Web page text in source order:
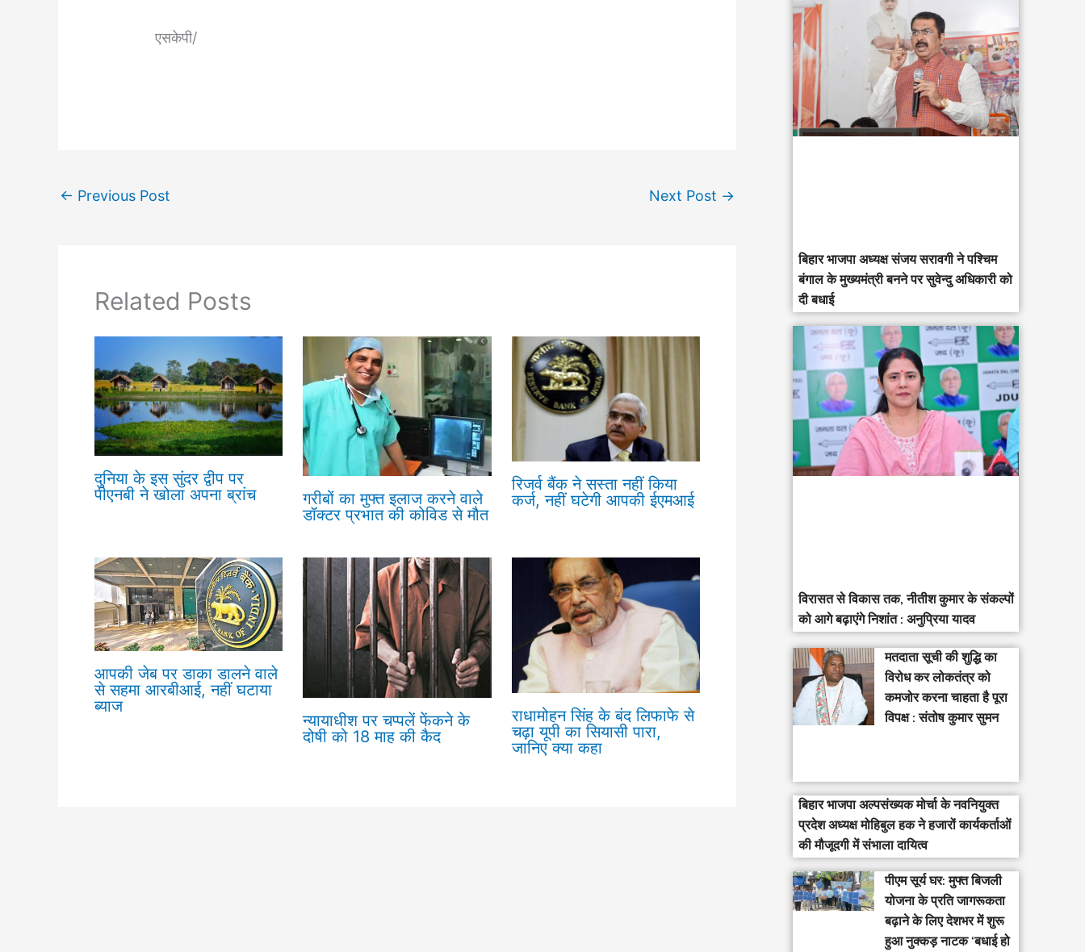
एसकेपी/
← Previous Post Next Post →
Related Posts
दुनिया के इस सुंदर द्वीप पर
पीएनबी ने खोला अपना ब्रांच
गरीबों का मुफ्त इलाज करने वाले
डॉक्टर प्रभात की कोविड से मौत
रिजर्व बैंक ने सस्ता नहीं किया
कर्ज, नहीं घटेगी आपकी ईएमआई
आपकी जेब पर डाका डालने वाले
से सहमा आरबीआई, नहीं घटाया
ब्याज
न्यायाधीश पर चप्पलें फेंकने के
दोषी को 18 माह की कैद
राधामोहन सिंह के बंद लिफाफे से
चढ़ा यूपी का सियासी पारा,
जानिए क्या कहा
‎बिहार भाजपा अध्यक्ष संजय सरावगी ने पश्चिम
बंगाल के मुख्यमंत्री बनने पर सुवेन्दु अधिकारी को
दी बधाई
विरासत से विकास तक, नीतीश कुमार के संकल्पों
को आगे बढ़ाएंगे निशांत : अनुप्रिया यादव
मतदाता सूची की शुद्धि का
विरोध कर लोकतंत्र को
कमजोर करना चाहता है पूरा
विपक्ष : संतोष कुमार सुमन
बिहार भाजपा अल्पसंख्यक मोर्चा के नवनियुक्त
प्रदेश अध्यक्ष मोहिबुल हक ने हजारों कार्यकर्ताओं
की मौजूदगी में संभाला दायित्व
पीएम सूर्य घर: मुफ्त बिजली
योजना के प्रति जागरूकता
बढ़ाने के लिए देशभर में शुरू
हुआ नुक्कड़ नाटक ‘बधाई हो